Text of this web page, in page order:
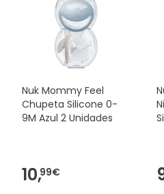
segurança, não hesites em
desejares, também podes
nossos termos e condições
Nuk Mommy Feel
Chupeta Silicone 0-
9M Azul 2 Unidades
10,99€